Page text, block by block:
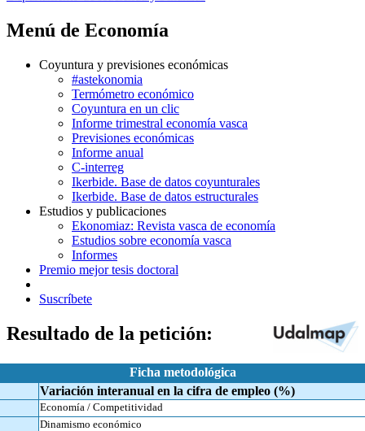
Menú de Economía
Coyuntura y previsiones económicas
#astekonomia
Termómetro económico
Coyuntura en un clic
Informe trimestral economía vasca
Previsiones económicas
Informe anual
C-interreg
Ikerbide. Base de datos coyunturales
Ikerbide. Base de datos estructurales
Estudios y publicaciones
Ekonomiaz: Revista vasca de economía
Estudios sobre economía vasca
Informes
Premio mejor tesis doctoral
Suscríbete
Resultado de la petición:
Ficha metodológica
Variación interanual en la cifra de empleo (%)
Economía / Competitividad
Dinamismo económico